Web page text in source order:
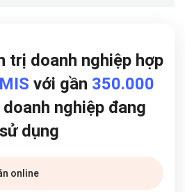
trị doanh nghiệp hợp
với gần 350.000
nghiệp đang
sử dụng
online